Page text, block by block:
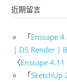
近期留言
「Enscape
| D5 Render |
〈Enscape
「SketchUp